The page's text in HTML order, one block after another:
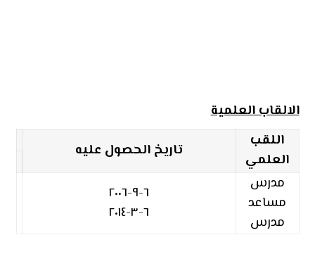
الالقاب العلمية
اللقب
العلمي
تاريخ الحصول عليه
مدرس
مساعد
مدرس
٦-٩-٢٠٠٦
٦-٣-٢٠١٤